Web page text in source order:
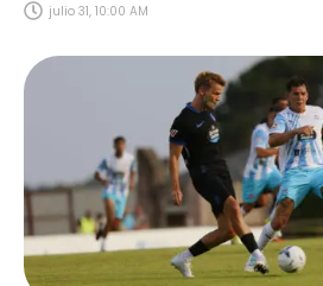
julio 31, 10:00 AM